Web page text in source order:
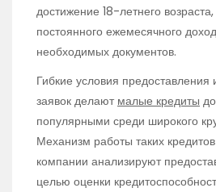
достижение 18-летнего
постоянного ежемесячного
необходимых документов.
Гибкие условия предоставления
заявок делают малые кредиты
популярными среди широкого
Механизм работы таких
компании анализируют
целью оценки